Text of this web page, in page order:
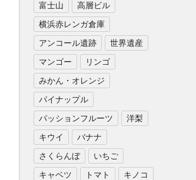
富士山
高層ビル
横浜赤レンガ倉庫
アンコール遺跡
世界遺産
マンゴー
リンゴ
みかん・オレンジ
パイナップル
パッションフルーツ
洋梨
キウイ
バナナ
さくらんぼ
いちご
キャベツ
トマト
キノコ